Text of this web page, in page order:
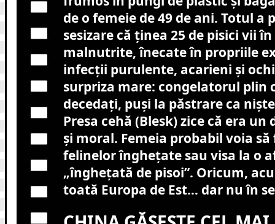
de o femeie de 49 de ani. Totul a
sesizare că ținea 25 de pisici vii
malnutrite, înecate în propriile
infecții purulente, acarieni și
surpriza mare: congelatorul plin
decedați, puși la păstrare ca
Presa cehă (Blesk) zice că era
și moral. Femeia probabil voia
felinelor înghețate sau visa la o
„înghețată de pisoi”. Oricum,
toată Europa de Est… dar nu în